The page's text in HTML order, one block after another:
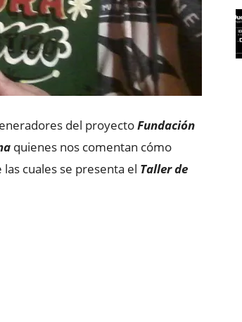
del proyectoFundación
quienes nos comentan cómo
cuales se presenta el Taller de